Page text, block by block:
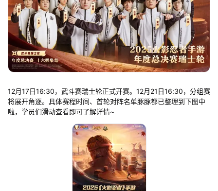
12月17日16:30，武斗赛瑞士轮正式开赛。12月21日16:30，分组赛
将展开角逐。具体赛程时间、首轮对阵名单豚豚都已整理到下图中
啦，学员们滑动查看即可了解详情~